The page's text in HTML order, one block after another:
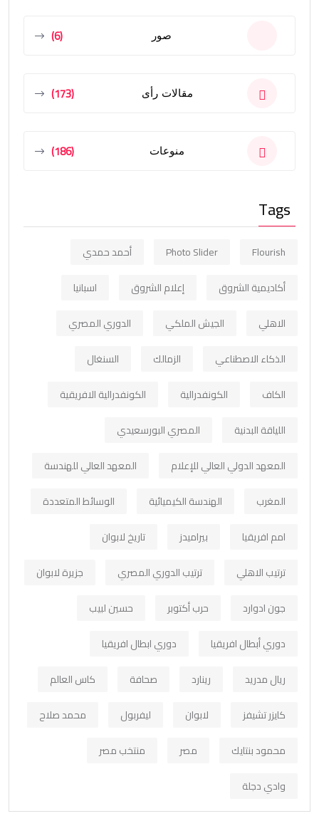
صور (6)
مقالات رأى (173)
منوعات (186)
Tags
Flourish
Photo Slider
أحمد حمدي
أكاديمية الشروق
إعلام الشروق
اسبانيا
الاهلي
الجيش الملكي
الدوري المصري
الذكاء الاصطناعي
الزمالك
السنغال
الكاف
الكونفدرالية
الكونفدرالية الافريقية
اللياقة البدنية
المصري البورسعيدي
المعهد الدولي العالي للإعلام
المعهد العالي للهندسة
المغرب
الهندسة الكيميائية
الوسائط المتعددة
امم افريقيا
بيراميدز
تاريخ لابوان
ترتيب الاهلي
ترتيب الدوري المصري
جزيرة لابوان
جون ادوارد
حرب أكتوبر
حسين لبيب
دوري أبطال افريقيا
دوري ابطال افريقيا
ريال مدريد
رينارد صحافة
كاس العالم
كايزر تشيفز
لابوان ليفربول
محمد صلاح
محمود بنتايك
مصر
منتخب مصر
وادي دجلة